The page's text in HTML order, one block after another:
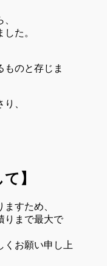
た。
ものと存じま
、
】
すため、
りまで最大で
くお願い申し上